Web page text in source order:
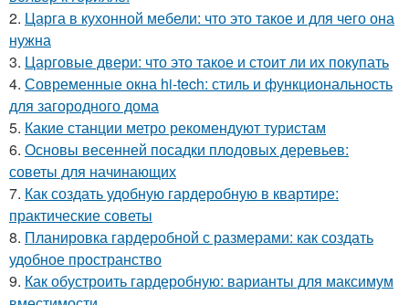
2. Царга в кухонной мебели: что это такое и для чего она
нужна
3. Царговые двери: что это такое и стоит ли их покупать
4. Современные окна hi-tech: стиль и функциональность
для загородного дома
5. Какие станции метро рекомендуют туристам
6. Основы весенней посадки плодовых деревьев:
советы для начинающих
7. Как создать удобную гардеробную в квартире:
практические советы
8. Планировка гардеробной с размерами: как создать
удобное пространство
9. Как обустроить гардеробную: варианты для максимум